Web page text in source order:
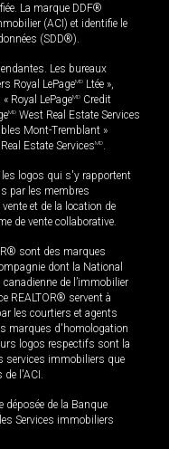
La marque DDF®
(ACI) et identifie le
(SDD®).
Les bureaux
Royal LePageMD Ltée »,
« Royal LePageMD Credit
MD West Real Estate Services
Mont-Tremblant »
Estate ServicesMD.
logos qui s'y rapportent
par les membres
et de la location de
de vente collaborative.
sont des marques
dont la National
de l’immobilier
REALTOR® servent à
les courtiers et agents
marques d'homologation
logos respectifs sont la
services immobiliers que
l'ACI.
déposée de la Banque
Services immobiliers